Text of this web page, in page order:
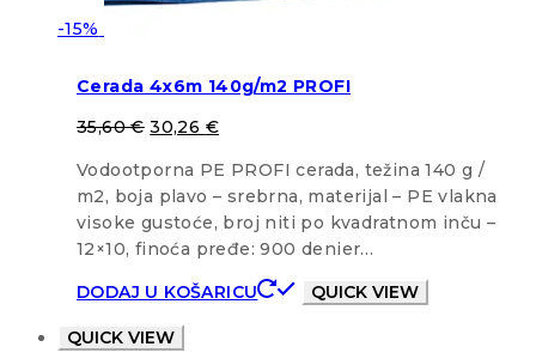
-15%
Cerada 4x6m 140g/m2 PROFI
35,60€ 30,26 €
Vodootporna PE PROFI cerada, težina 140 g /
m2, boja plavo – srebrna, materijal – PE vlakna
visoke gustoće, broj niti po kvadratnom inču –
12×10, finoća pređe: 900 denier…
DODAJ U KOŠARICU
QUICK VIEW
QUICK VIEW